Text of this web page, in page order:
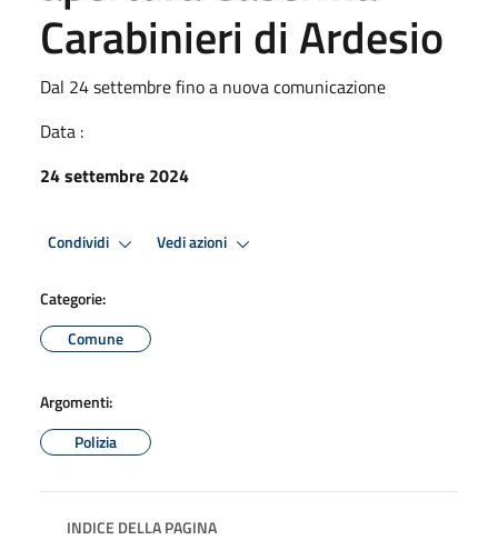
Carabinieri di Ardesio
Dal 24 settembre fino a nuova comunicazione
Data :
24 settembre 2024
Condividi Vedi azioni
Categorie:
Comune
Argomenti:
Polizia
INDICE DELLA PAGINA